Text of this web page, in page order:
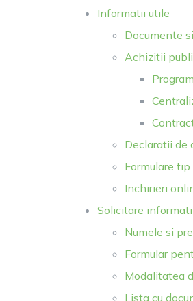
Informatii utile
Documente
Achizitii
Declaratii de
Formulare tip
Inchirieri
Solicitare
Numele si
Formular
Modalitatea
Lista cu